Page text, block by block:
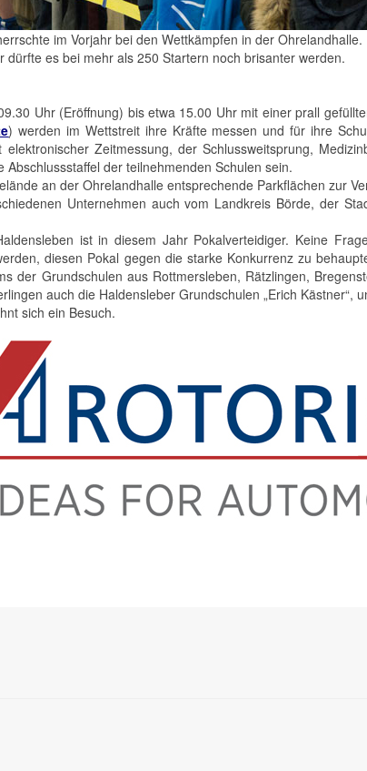
im Vorjahr bei den Wettkämpfen in der Ohrelandhalle.
dürfte es bei mehr als 250 Startern noch brisanter werden.
Uhr (Eröffnung) bis etwa 15.00 Uhr mit einer prall
) werden im Wettstreit ihre Kräfte messen und für ihre
Zeitmessung, der Schlussweitsprung,
der teilnehmenden Schulen sein.
an der Ohrelandhalle entsprechende Parkflächen zur
Unternehmen auch vom Landkreis Börde, der
ist in diesem Jahr Pokalverteidiger. Keine
diesen Pokal gegen die starke Konkurrenz zu
der Grundschulen aus Rottmersleben, Rätzlingen,
auch die Haldensleber Grundschulen „Erich Kästner“,
sich ein Besuch.